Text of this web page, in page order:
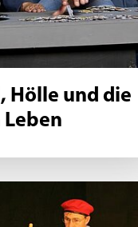
Hölle und die
Leben